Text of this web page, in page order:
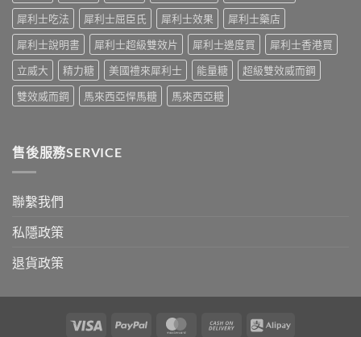
生
率〉
中
持
續
完
整
指
南：
30
分
效、
最
小
正
確
法
犀利士吃法
犀利士屈臣氏 犀利士效果
犀利士藥店
犀利士說明書
犀利士超級雙效片 犀利士邊度買
犀利士香港買
立威大
精力糖 美國禮來犀利士 能量糖
超級雙效威而鋼
雙效威而鋼
馬來西亞悍馬糖 馬來西亞糖
售後服務SERVICE
聯繫我們
私隱政策
退貨政策
Visa PayPal MasterCardCash
Alipay